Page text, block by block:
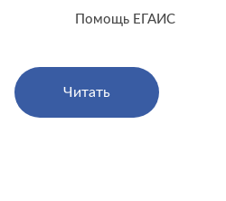
Помощь ЕГАИС
Читать